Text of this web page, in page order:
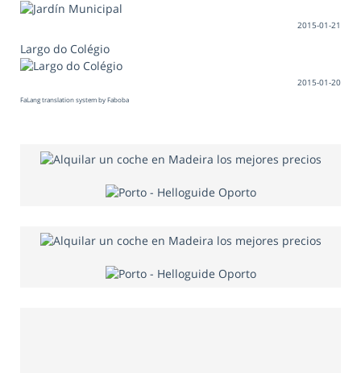
2015-01-21
Largo do Colégio
2015-01-20
FaLang translation system by Faboba